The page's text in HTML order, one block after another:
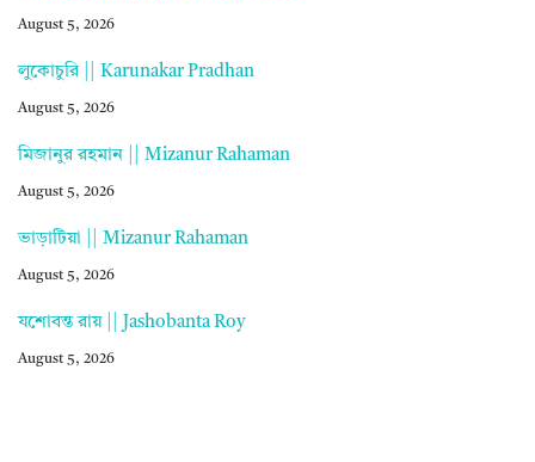
August 5, 2026
লুকোচুরি || Karunakar Pradhan
August 5, 2026
মিজানুর রহমান || Mizanur Rahaman
August 5, 2026
ভাড়াটিয়া || Mizanur Rahaman
August 5, 2026
যশোবন্ত রায় || Jashobanta Roy
August 5, 2026